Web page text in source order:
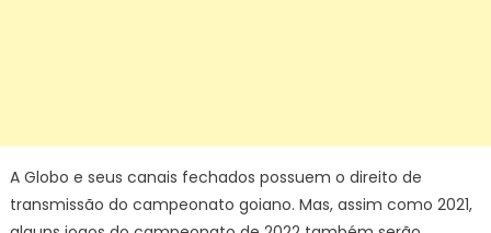
A Globo e seus canais fechados possuem o direito de
transmissão do campeonato goiano. Mas, assim como 2021,